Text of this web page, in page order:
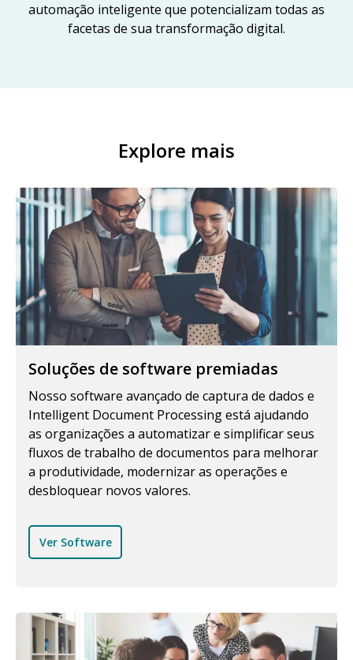
automação inteligente que potencializam todas as
facetas de sua transformação digital.
Explore mais
Soluções de software premiadas
Nosso software avançado de captura de dados e
Intelligent Document Processing está ajudando
as organizações a automatizar e simplificar seus
fluxos de trabalho de documentos para melhorar
a produtividade, modernizar as operações e
desbloquear novos valores.
Ver Software